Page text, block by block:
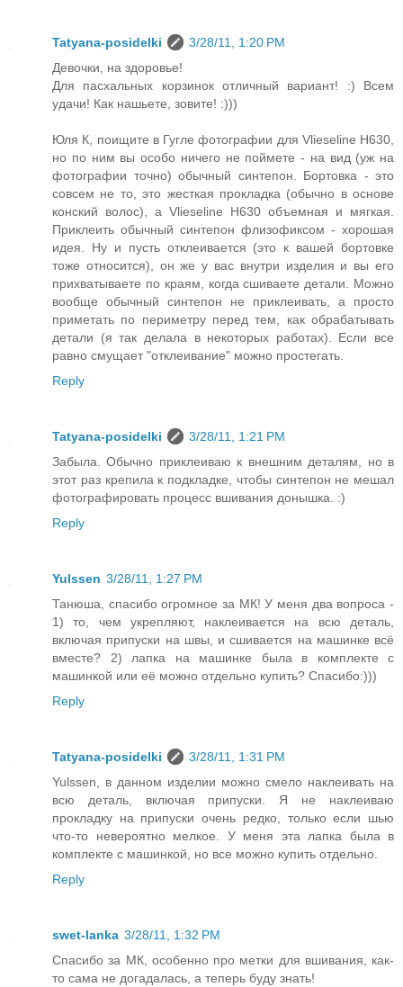
Tatyana-posidelki
3/28/11, 1:20 PM
Девочки, на здоровье!
Для пасхальных корзинок отличный вариант! :) Всем
удачи! Как нашьете, зовите! :)))
Юля К, поищите в Гугле фотографии для Vlieseline H630,
но по ним вы особо ничего не поймете - на вид (уж на
фотографии точно) обычный синтепон. Бортовка - это
совсем не то, это жесткая прокладка (обычно в основе
конский волос), а Vlieseline H630 объемная и мягкая.
Приклеить обычный синтепон флизофиксом - хорошая
идея. Ну и пусть отклеивается (это к вашей бортовке
тоже относится), он же у вас внутри изделия и вы его
прихватываете по краям, когда сшиваете детали. Можно
вообще обычный синтепон не приклеивать, а просто
приметать по периметру перед тем, как обрабатывать
детали (я так делала в некоторых работах). Если все
равно смущает "отклеивание" можно простегать.
Reply
Tatyana-posidelki
3/28/11, 1:21 PM
Забыла. Обычно приклеиваю к внешним деталям, но в
этот раз крепила к подкладке, чтобы синтепон не мешал
фотографировать процесс вшивания донышка. :)
Reply
Yulssen 3/28/11, 1:27 PM
Танюша, спасибо огромное за МК! У меня два вопроса -
1) то, чем укрепляют, наклеивается на всю деталь,
включая припуски на швы, и сшивается на машинке всё
вместе? 2) лапка на машинке была в комплекте с
машинкой или её можно отдельно купить? Спасибо:)))
Reply
Tatyana-posidelki
3/28/11, 1:31 PM
Yulssen, в данном изделии можно смело наклеивать на
всю деталь, включая припуски. Я не наклеиваю
прокладку на припуски очень редко, только если шью
что-то невероятно мелкое. У меня эта лапка была в
комплекте с машинкой, но все можно купить отдельно.
Reply
swet-lanka 3/28/11, 1:32 PM
Спасибо за МК, особенно про метки для вшивания, как-
то сама не догадалась, а теперь буду знать!